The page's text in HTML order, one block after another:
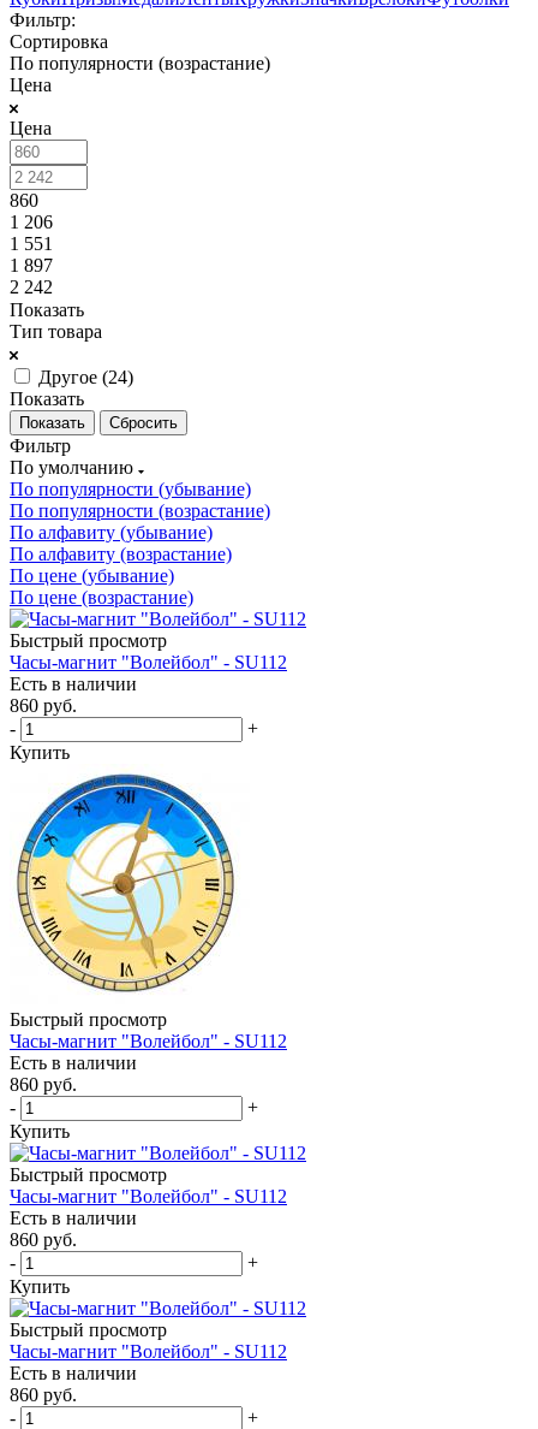
Фильтр:
Сортировка
По популярности (возрастание)
Цена
Цена
860
1 206
1 551
1 897
2 242
Показать
Тип товара
Другое (24)
Показать
Сбросить
Фильтр
По умолчанию
По популярности (убывание)
По популярности (возрастание)
По алфавиту (убывание)
По алфавиту (возрастание)
По цене (убывание)
По цене (возрастание)
Быстрый просмотр
Часы-магнит "Волейбол" - SU112
Есть в наличии
860 руб.
-
+
Купить
Быстрый просмотр
Часы-магнит "Волейбол" - SU112
Есть в наличии
860 руб.
-
+
Купить
Быстрый просмотр
Часы-магнит "Волейбол" - SU112
Есть в наличии
860 руб.
-
+
Купить
Быстрый просмотр
Часы-магнит "Волейбол" - SU112
Есть в наличии
860 руб.
-
+